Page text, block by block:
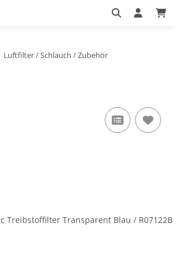
Luftfilter / Schlauch / Zubehör